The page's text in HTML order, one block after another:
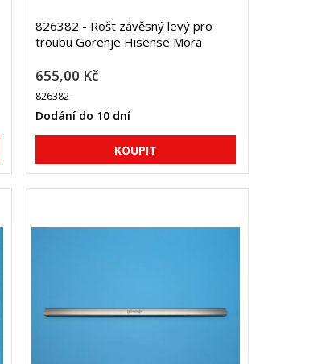
826382 - Rošt závěsný levý pro
troubu Gorenje Hisense Mora
655,00 Kč
826382
Dodání do 10 dní